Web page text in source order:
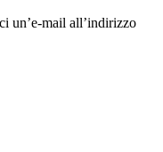
un’e-mail all’indirizzo